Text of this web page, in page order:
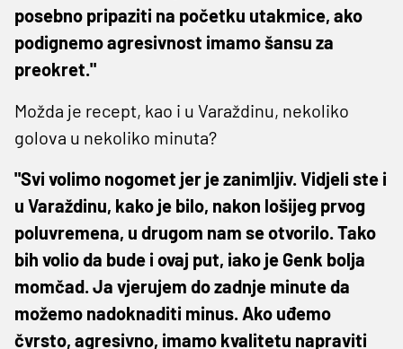
posebno pripaziti na početku utakmice, ako
podignemo agresivnost imamo šansu za
preokret."
Možda je recept, kao i u Varaždinu, nekoliko
golova u nekoliko minuta?
"Svi volimo nogomet jer je zanimljiv. Vidjeli ste i
u Varaždinu, kako je bilo, nakon lošijeg prvog
poluvremena, u drugom nam se otvorilo. Tako
bih volio da bude i ovaj put, iako je Genk bolja
momčad. Ja vjerujem do zadnje minute da
možemo nadoknaditi minus. Ako uđemo
čvrsto, agresivno, imamo kvalitetu napraviti